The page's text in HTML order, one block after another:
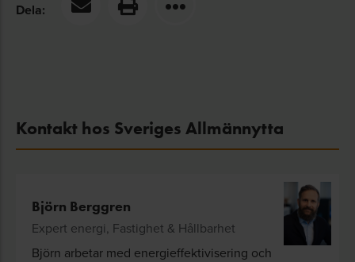
Dela:
Kontakt hos Sveriges Allmännytta
Björn Berggren
Expert energi, Fastighet & Hållbarhet
Björn arbetar med energi­effektivisering och